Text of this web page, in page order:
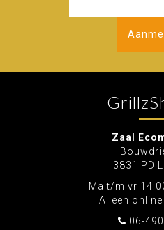
Zaal
3831 PD
Ma t/m vr
Alleen
06-